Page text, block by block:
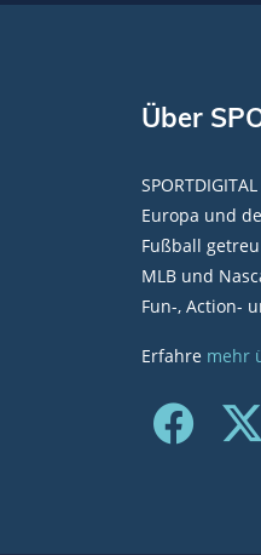
Über
Europa und
Fußball
MLB und
Fun-, Action-
Erfahre mehr